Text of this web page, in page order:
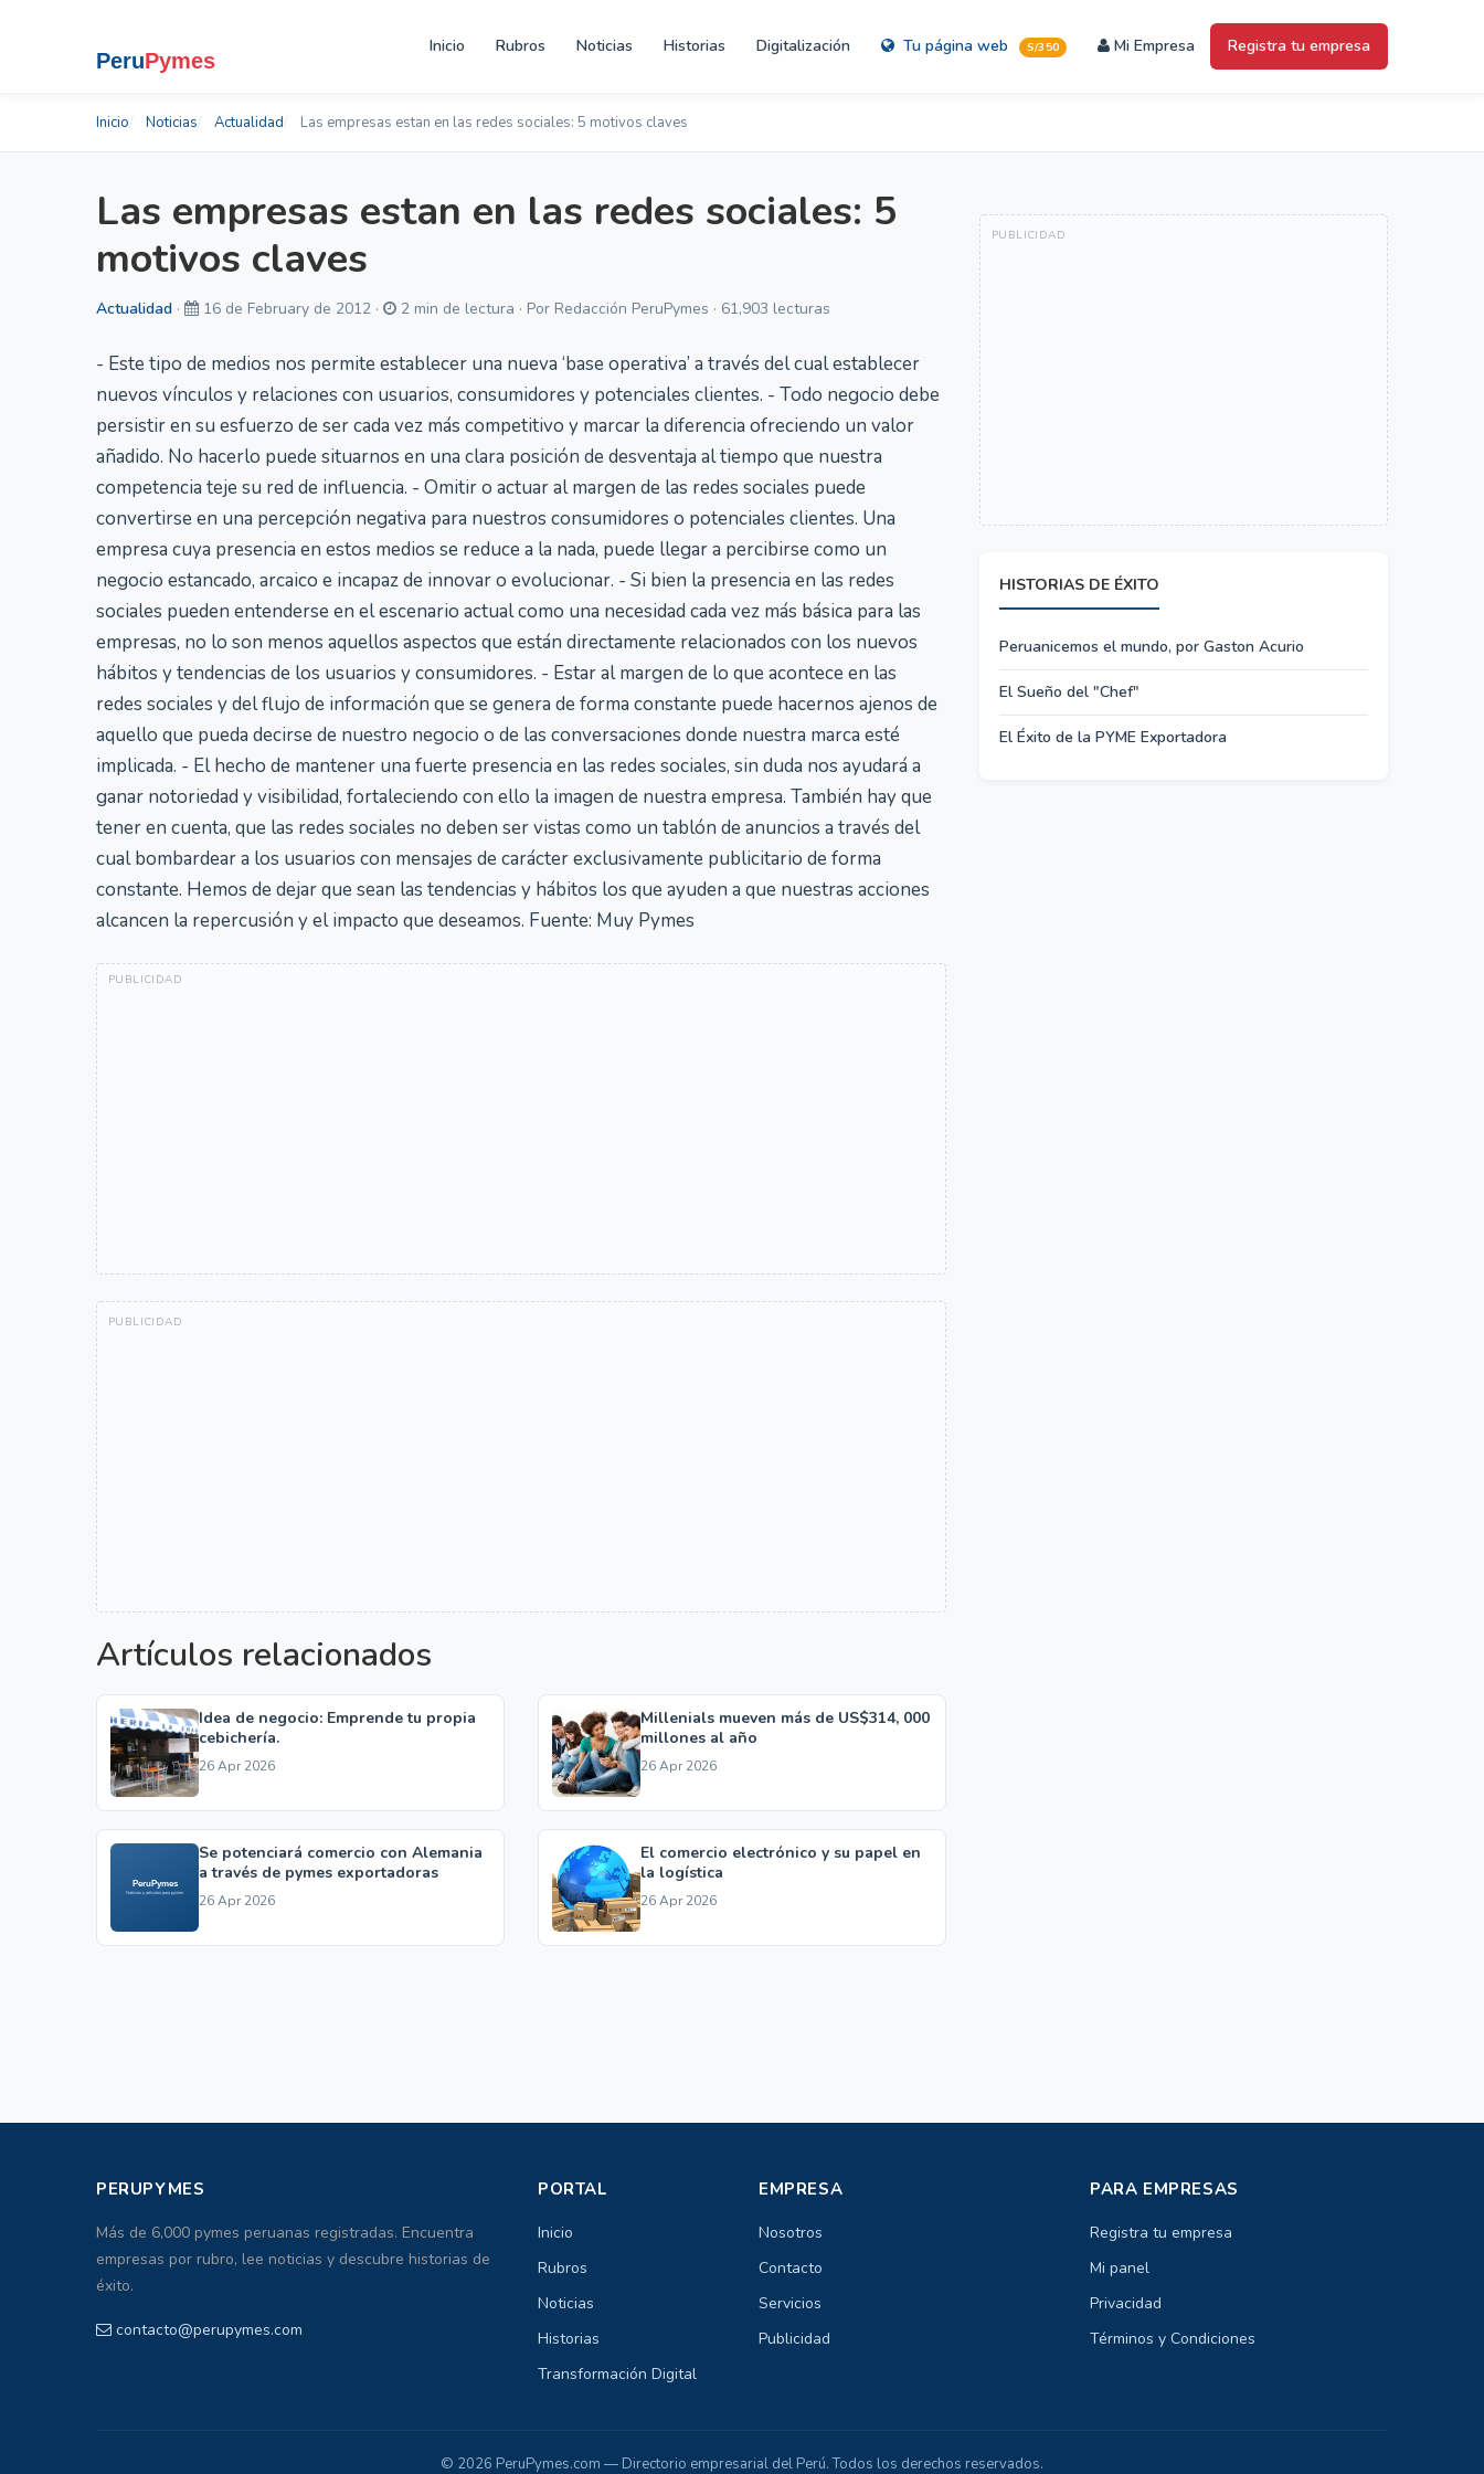
Inicio Rubros Noticias Historias Digitalización Tu página web S/350 Mi Empresa Registra tu empresa
Inicio Noticias Actualidad Las empresas estan en las redes sociales: 5 motivos claves
Las empresas estan en las redes sociales: 5
motivos claves
Actualidad · 16 de February de 2012 · 2 min de lectura · Por Redacción PeruPymes · 61,903 lecturas
- Este tipo de medios nos permite establecer una nueva ‘base operativa’ a través del cual establecer
nuevos vínculos y relaciones con usuarios, consumidores y potenciales clientes. - Todo negocio debe
persistir en su esfuerzo de ser cada vez más competitivo y marcar la diferencia ofreciendo un valor
añadido. No hacerlo puede situarnos en una clara posición de desventaja al tiempo que nuestra
competencia teje su red de influencia. - Omitir o actuar al margen de las redes sociales puede
convertirse en una percepción negativa para nuestros consumidores o potenciales clientes. Una
empresa cuya presencia en estos medios se reduce a la nada, puede llegar a percibirse como un
negocio estancado, arcaico e incapaz de innovar o evolucionar. - Si bien la presencia en las redes
sociales pueden entenderse en el escenario actual como una necesidad cada vez más básica para las
empresas, no lo son menos aquellos aspectos que están directamente relacionados con los nuevos
hábitos y tendencias de los usuarios y consumidores. - Estar al margen de lo que acontece en las
redes sociales y del flujo de información que se genera de forma constante puede hacernos ajenos de
aquello que pueda decirse de nuestro negocio o de las conversaciones donde nuestra marca esté
implicada. - El hecho de mantener una fuerte presencia en las redes sociales, sin duda nos ayudará a
ganar notoriedad y visibilidad, fortaleciendo con ello la imagen de nuestra empresa. También hay que
tener en cuenta, que las redes sociales no deben ser vistas como un tablón de anuncios a través del
cual bombardear a los usuarios con mensajes de carácter exclusivamente publicitario de forma
constante. Hemos de dejar que sean las tendencias y hábitos los que ayuden a que nuestras acciones
alcancen la repercusión y el impacto que deseamos. Fuente: Muy Pymes
Artículos relacionados
Idea de negocio: Emprende tu propia
cebichería.
26 Apr 2026
Millenials mueven más de US$314, 000
millones al año
26 Apr 2026
Se potenciará comercio con Alemania
a través de pymes exportadoras
26 Apr 2026
El comercio electrónico y su papel en
la logística
26 Apr 2026
HISTORIAS DE ÉXITO
Peruanicemos el mundo, por Gaston Acurio
El Sueño del "Chef"
El Éxito de la PYME Exportadora
PERUPYMES
Más de 6,000 pymes peruanas registradas. Encuentra
empresas por rubro, lee noticias y descubre historias de
éxito.
contacto@perupymes.com
PORTAL
Inicio
Rubros
Noticias
Historias
Transformación Digital
EMPRESA
Nosotros
Contacto
Servicios
Publicidad
PARA EMPRESAS
Registra tu empresa
Mi panel
Privacidad
Términos y Condiciones
© 2026 PeruPymes.com — Directorio empresarial del Perú. Todos los derechos reservados.